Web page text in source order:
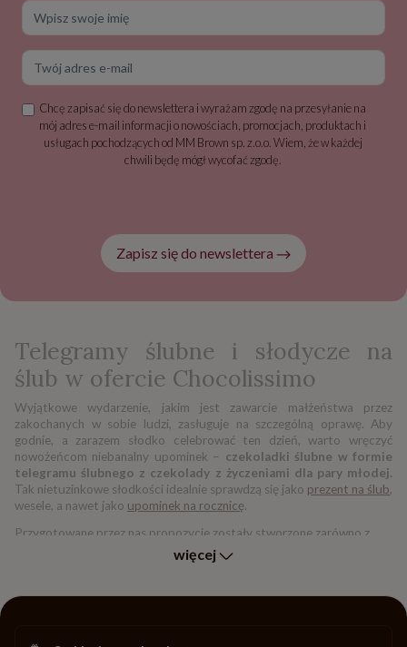
Chcę zapisać się do newslettera i wyrażam zgodę na przesyłanie na
mój adres e-mail informacji o nowościach, promocjach, produktach i
usługach pochodzących od MM Brown sp. z.o.o. Wiem, że w każdej
chwili będę mógł wycofać zgodę.
Zapisz się do newslettera
Telegramy ślubne i słodycze na
ślub w ofercie Chocolissimo
Wyjątkowe wydarzenie, jakim jest zawarcie małżeństwa przez
zakochanych w sobie ludzi, zasługuje na szczególną oprawę. Aby
godnie, a zarazem słodko celebrować ten dzień, warto wręczyć
nowożeńcom niebanalny upominek – czekoladki ślubne w formie
telegramu ślubnego z czekolady z życzeniami dla pary młodej.
Tak nietuzinkowe słodkości idealnie sprawdzą się jako prezent na ślub,
wesele, a nawet jako upominek na rocznicę.
Przygotowane przez nas propozycje zostały stworzone zarówno z
myślą o świeżo poślubionych, jak i oupominkach dla gości weselnych
też wykorzystane, jako
więcej